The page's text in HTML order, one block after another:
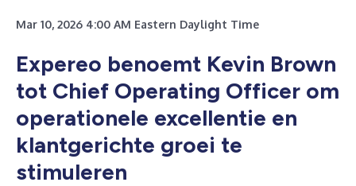
Mar 10, 2026 4:00 AM Eastern Daylight Time
Expereo benoemt Kevin Brown
tot Chief Operating Officer om
operationele excellentie en
klantgerichte groei te
stimuleren